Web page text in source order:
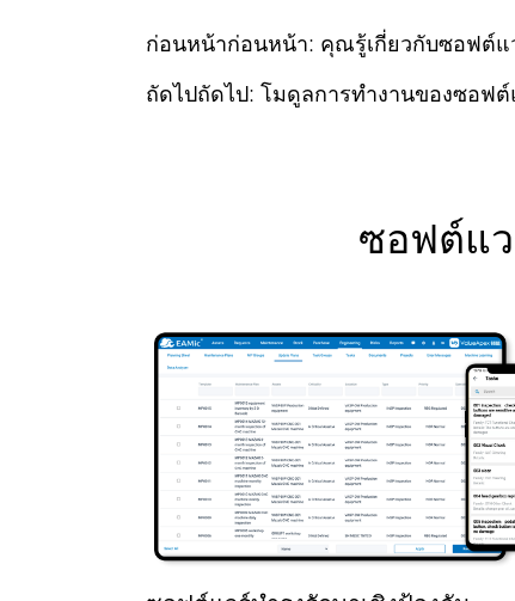
ก่อนหน้าก่อนหน้า: คุณรู้เกี่ยวกับซอฟต์
ถัดไปถัดไป: โมดูลการทำงานของซอฟ
ซอฟต์แ